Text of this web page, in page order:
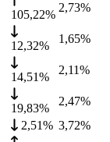
105,22%
2,73%
12,32%
1,65%
14,51%
2,11%
19,83%
2,47%
2,51% 3,72%